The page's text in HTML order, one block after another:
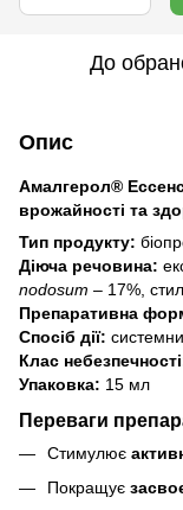
До
Опис
Амалгерол®
врожайності та
Тип продукту:
Діюча речовина:
nodosum – 17%,
Препаративна
Спосіб дії:
Клас
Упаковка: 15 мл
Переваги
Стимулює
Покращує